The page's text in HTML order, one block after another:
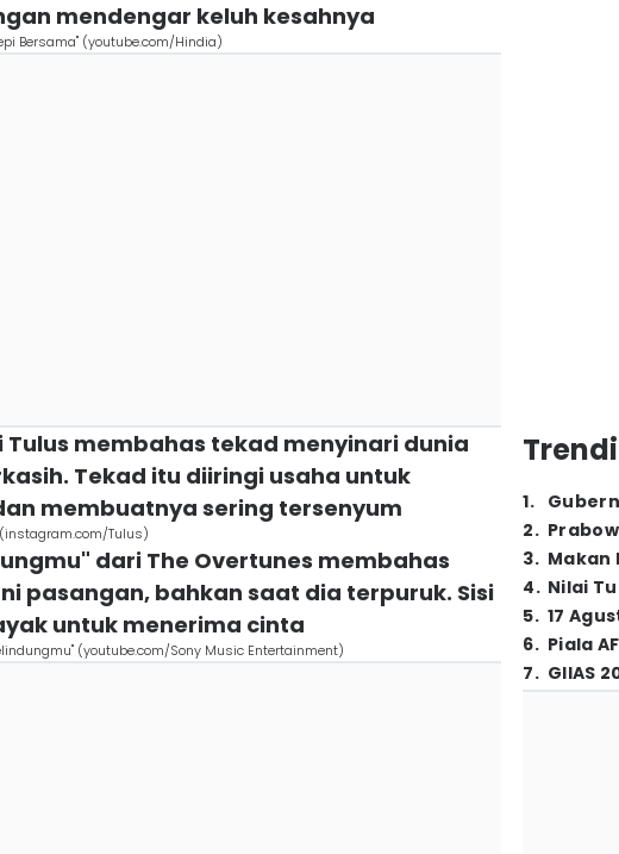
mendengar keluh kesahnya
Bersama" (youtube.com/Hindia)
Tulus membahas tekad menyinari dunia
Tekad itu diiringi usaha untuk
membuatnya sering tersenyum
Tulus)
dari The Overtunes membahas
pasangan, bahkan saat dia terpuruk. Sisi
untuk menerima cinta
(youtube.com/Sony Music Entertainment)
1.
2.
3. Makan
4. Nilai
5. 17
6. Piala
7. GIIAS